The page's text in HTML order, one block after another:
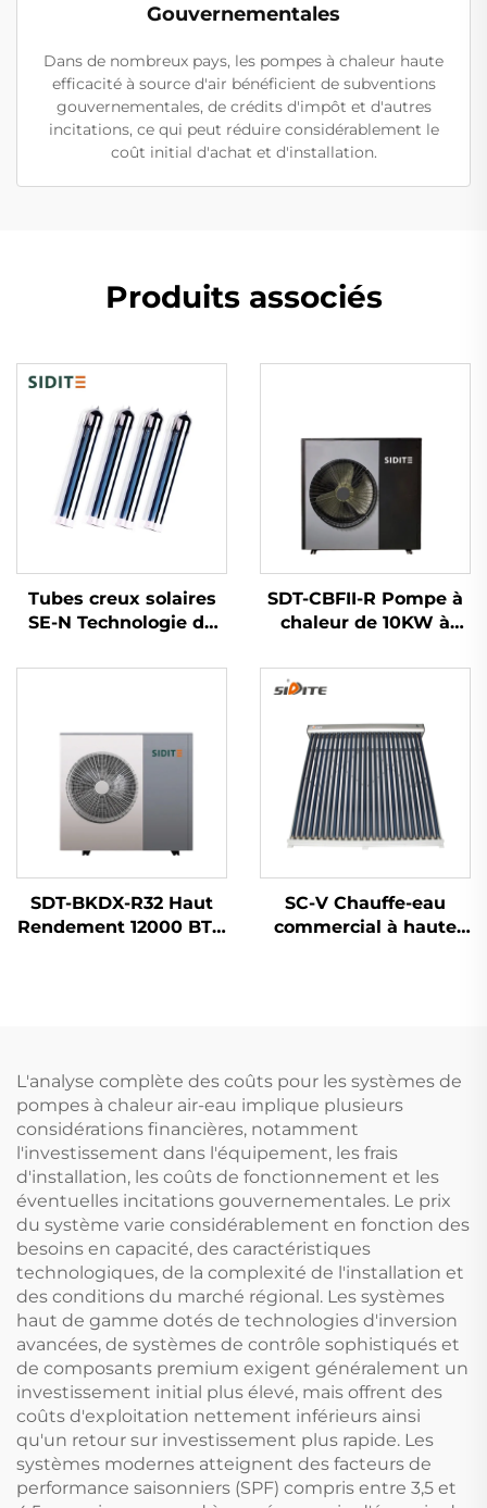
Gouvernementales
Dans de nombreux pays, les pompes à chaleur haute
efficacité à source d'air bénéficient de subventions
gouvernementales, de crédits d'impôt et d'autres
incitations, ce qui peut réduire considérablement le
coût initial d'achat et d'installation.
Produits associés
Tubes creux solaires
SE-N Technologie de
avancée pour une
Composant principal
des chauffe-eau
SDT-CBFII-R Pompe à
chaleur de 10KW à
compresseur inversé
Mitsubishi. Réfrigérant
R32/R410a,
respectueux de
l'environnement,
fonctionnement
silencieux.
SDT-BKDX-R32 Haut
Rendement 12000 BTU
Silencieuse
SC-V Chauffe-eau
commercial à haute
L'analyse complète des coûts pour les systèmes de
pompes à chaleur air-eau implique plusieurs
considérations financières, notamment
l'investissement dans l'équipement, les frais
d'installation, les coûts de fonctionnement et les
éventuelles incitations gouvernementales. Le prix
du système varie considérablement en fonction des
besoins en capacité, des caractéristiques
technologiques, de la complexité de l'installation et
des conditions du marché régional. Les systèmes
haut de gamme dotés de technologies d'inversion
avancées, de systèmes de contrôle sophistiqués et
de composants premium exigent généralement un
investissement initial plus élevé, mais offrent des
coûts d'exploitation nettement inférieurs ainsi
qu'un retour sur investissement plus rapide. Les
systèmes modernes atteignent des facteurs de
performance saisonniers (SPF) compris entre 3,5 et